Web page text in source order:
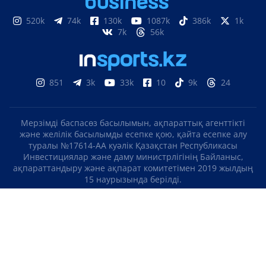
520k 74k 130k 1087k 386k
1k
7k
56k
851 3k 33k 10 9k 24
Мерзімді баспасөз басылымын, ақпараттық агенттікті
және желілік басылымды есепке қою, қайта есепке алу
туралы №17614-АА куәлік Қазақстан Республикасы
Инвестициялар және даму министрлігінің Байланыс,
ақпараттандыру және ақпарат комитетімен 2019 жылдың
15 наурызында берілді.